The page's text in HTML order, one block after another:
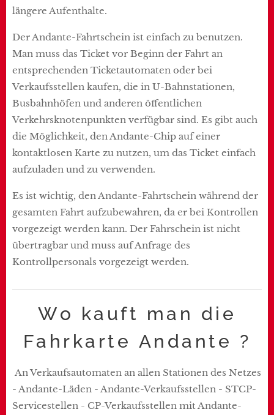
längere Aufenthalte.
Der Andante-Fahrtschein ist einfach zu benutzen.
Man muss das Ticket vor Beginn der Fahrt an
entsprechenden Ticketautomaten oder bei
Verkaufsstellen kaufen, die in U-Bahnstationen,
Busbahnhöfen und anderen öffentlichen
Verkehrsknotenpunkten verfügbar sind. Es gibt auch
die Möglichkeit, den Andante-Chip auf einer
kontaktlosen Karte zu nutzen, um das Ticket einfach
aufzuladen und zu verwenden.
Es ist wichtig, den Andante-Fahrtschein während der
gesamten Fahrt aufzubewahren, da er bei Kontrollen
vorgezeigt werden kann. Der Fahrschein ist nicht
übertragbar und muss auf Anfrage des
Kontrollpersonals vorgezeigt werden.
Wo kauft man die
Fahrkarte Andante ?
An Verkaufsautomaten an allen Stationen des Netzes
- Andante-Läden - Andante-Verkaufsstellen - STCP-
Servicestellen - CP-Verkaufsstellen mit Andante-